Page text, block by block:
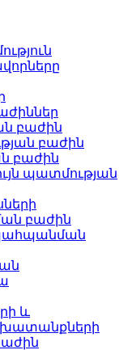
բաժին
բաժին
բաժին
պատմության
բաժին
և